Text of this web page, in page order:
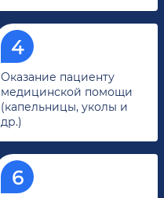
Оказание пациенту
медицинской помощи
(капельницы, уколы и
др.)